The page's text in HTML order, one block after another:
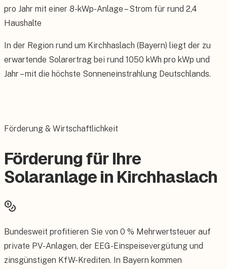
pro Jahr mit einer 8-kWp-Anlage – Strom für rund 2,4
Haushalte
In der Region rund um Kirchhaslach (Bayern) liegt der zu
erwartende Solarertrag bei rund 1050 kWh pro kWp und
Jahr – mit die höchste Sonneneinstrahlung Deutschlands.
Förderung & Wirtschaftlichkeit
Förderung für Ihre
Solaranlage in Kirchhaslach
Bundesweit profitieren Sie von 0 % Mehrwertsteuer auf
private PV-Anlagen, der EEG-Einspeisevergütung und
zinsgünstigen KfW-Krediten. In Bayern kommen